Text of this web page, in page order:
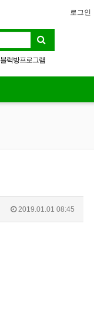
로그인
블럭방프로그램
2019.01.01 08:45